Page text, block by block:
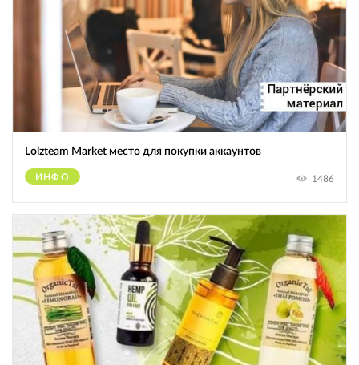
Lolzteam Market место для покупки аккаунтов
ИНФО 1486